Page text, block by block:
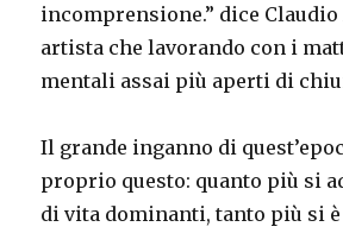
incomprensione.” dice
artista che lavorando con i
mentali assai più aperti di
Il grande inganno di
proprio questo: quanto più si
di vita dominanti, tanto più si